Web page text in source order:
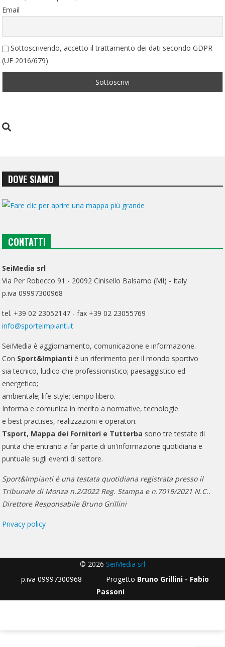
Email
Sottoscrivendo, accetto il trattamento dei dati secondo GDPR
(UE 2016/679)
DOVE SIAMO
CONTATTI
SeiMedia srl
Via Per Robecco 91 - 20092 Cinisello Balsamo (MI) - Italy
p.iva 09997300968
tel. +39 02 23052147 - fax +39 02 23055769
info@sporteimpianti.it
SeiMedia è aggiornamento, comunicazione e informazione.
Con Sport&Impianti è un riferimento per il mondo sportivo
sia tecnico, ludico che professionistico; paesaggistico ed
energetico;
ambientale; life-style; tempo libero.
Informa e comunica in merito a normative, tecnologie
e best practises, realizzazioni e operatori.
Tsport, Mappa dei Fornitori e Tutterba sono tre testate di
punta che entrano a far parte di un'informazione quotidiana e
puntuale sugli eventi di settore.
Sport&Impianti è una testata quotidiana registrata presso il
Tribunale di Monza n.2/2022 Reg. Stampa e n.7019/2021 N.C..
Direttore Responsabile Bruno Grillini
Privacy policy
© 2026 SeiMedia srl
- p.iva 09997300968 Progetto Bruno Grillini - Fabio
Passoni